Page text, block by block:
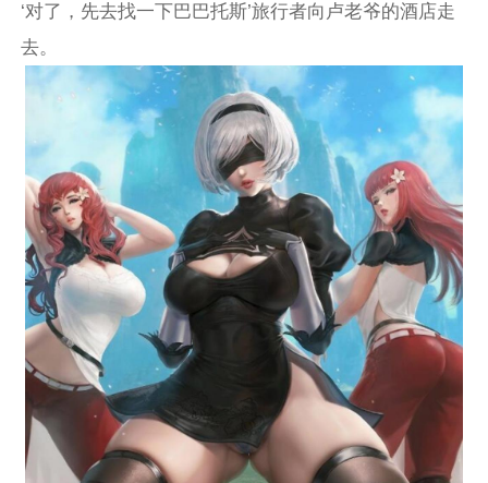
‘对了，先去找一下巴巴托斯’旅行者向卢老爷的酒店走
去。